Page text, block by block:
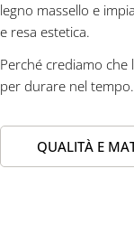
legno massello e
e resa estetica.
Perché crediamo che
per durare nel tempo.
QUALITÀ E